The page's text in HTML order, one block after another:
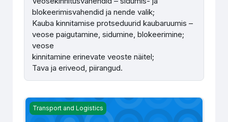
blokeerimisvahendid ja nende valik;
Kauba kinnitamise protseduurid kaubaruumis –
veose paigutamine, sidumine, blokeerimine;
veose
kinnitamine erinevate veoste näitel;
Tava ja eriveod, piirangud.
Logistika ja kaubaveo alused. Veoseohutus - M. Tombak
Transport and Logistics